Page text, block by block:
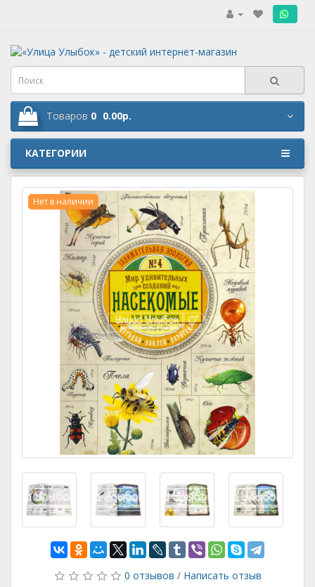
Товаров 0 0.00р.
КАТЕГОРИИ
Нет в наличии
0 отзывов / Написать отзыв